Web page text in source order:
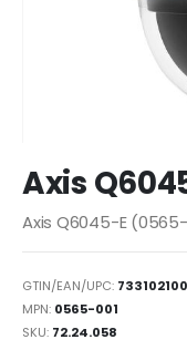
Anfang
der
Bildergalerie
springen
Axis
Axis Q6045-E (0565-
GTIN/EAN/UPC:
MPN: 0565-001
SKU: 72.24.058